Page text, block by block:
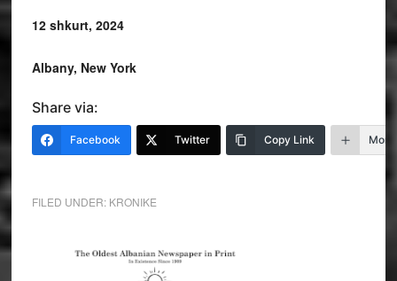
12 shkurt, 2024
Albany, New York
Share via:
Facebook Twitter Copy Link More
FILED UNDER: KRONIKE